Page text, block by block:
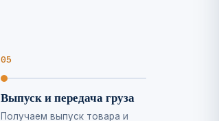
Выпуск и передача груза
Получаем выпуск товара и